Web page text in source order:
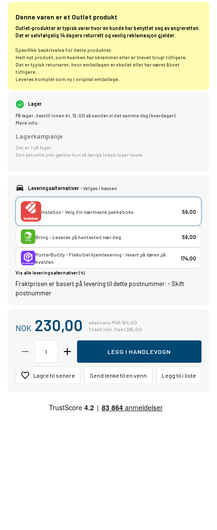
Denne varen er et Outlet produkt
Outlet-produkter er typisk varer hvor en kunde har benyttet seg av angreretten.
Det er selvfølgelig 14 dagers returrett og vanlig reklamasjon gjelder.
Spesifikk beskrivelse for dette produktet:
Helt nyt produkt, som hverken har skrammer eller er blevet brugt tidligere.
Det er typisk returvarer, hvor emballagen er skadet eller har været åbnet
tidligere.
Leveres komplet som ny i original emballage.
Lager
På lager, bestill innen kl. 12:00 så sender vi det samme dag (hverdager).
Mere info
Lagerkampanje
Det er 1 på lager
Den aktuelle pris gælder kun så længe lokalt lager haves
Leveringsalternativer- Velges i kassen
Instabox - Velg din nærmeste pakkeboks 59,00
Bring – Leveres på hentested nær deg 59,00
PorterBuddy - Fleksibel hjemlevering - levert på døren på
kvelden
174,00
Vis alle leveringsalternativer (4)
Fraktprisen er basert på levering til dette postnummer: - Skift
postnummer
NOK 230,00
eksklusiv MVA 184,00
Totalt inkl. frakt 289,00
LEGG I HANDLEVOGN
Lagre til senere Send lenke til en venn Legg til i liste